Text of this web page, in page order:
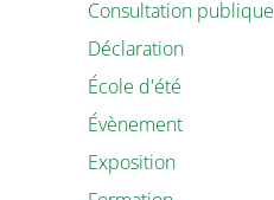
Consultation publique
Déclaration
École d'été
Évènement
Exposition